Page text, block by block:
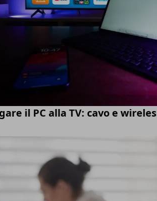
il PC alla TV: cavo e